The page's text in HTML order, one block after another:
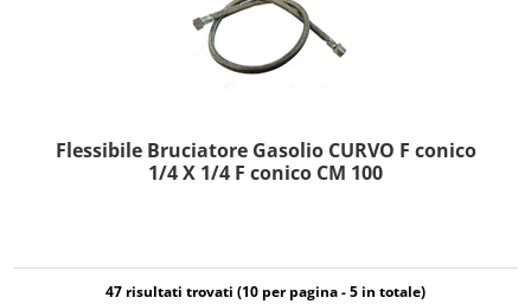
Flessibile Bruciatore Gasolio CURVO F conico
1/4 X 1/4 F conico CM 100
47 risultati trovati (10 per pagina - 5 in totale)